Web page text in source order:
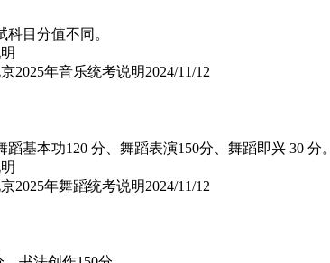
目分值不同。
2025年音乐统考说明2024/11/12
基本功120 分、舞蹈表演150分、舞蹈即兴 30 分。
2025年舞蹈统考说明2024/11/12